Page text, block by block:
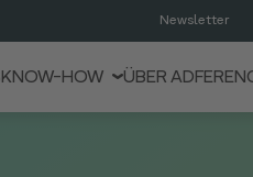
Newsletter
KNOW-HOW ÜBER